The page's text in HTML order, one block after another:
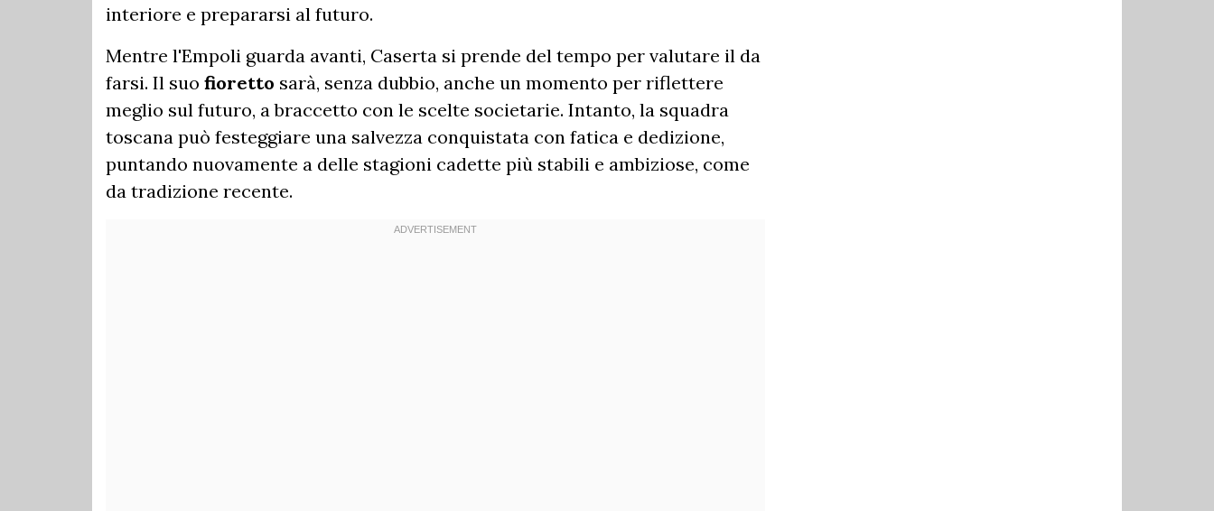
interiore e prepararsi al futuro.
Mentre l'Empoli guarda avanti, Caserta si prende del tempo per valutare il da
farsi. Il suo fioretto sarà, senza dubbio, anche un momento per riflettere
meglio sul futuro, a braccetto con le scelte societarie. Intanto, la squadra
toscana può festeggiare una salvezza conquistata con fatica e dedizione,
puntando nuovamente a delle stagioni cadette più stabili e ambiziose, come
da tradizione recente.